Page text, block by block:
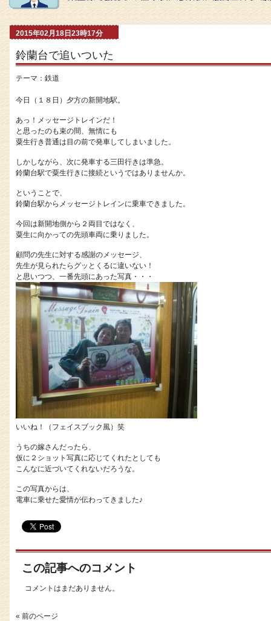
2015年02月18日23時17分
鈴蘭台で追いついた
テーマ： 鉄道
今日（１８日）夕方の新開地駅。
あっ！メッセージトレインだ！
と思ったのも束の間、無情にも
粟生行き普通は目の前で発車してしまいました。
しかしながら、次に発車する三田行きは準急。
鈴蘭台駅で粟生行きに接続というではありませんか。
ということで、
鈴蘭台駅からメッセージトレインに乗車できました。
今回は新開地側から２両目ではなく、
粟生に向かっての先頭車両に乗りました。
顧問の先生に対する感謝のメッセージ、
先生が見られたらグッとくるに違いない！
と思いつつ、一番先頭にあった写真・・・
いいね！（フェイスブック風）笑
うちの嫁さんだったら、
仮に２ショット写真に応じてくれたとしても
こんなに近づいてくれないだろうな。
この写真からは、
電車に乗せた愛情が伝わってきました♪
この記事へのコメント
コメントはまだありません。
« 前のページ